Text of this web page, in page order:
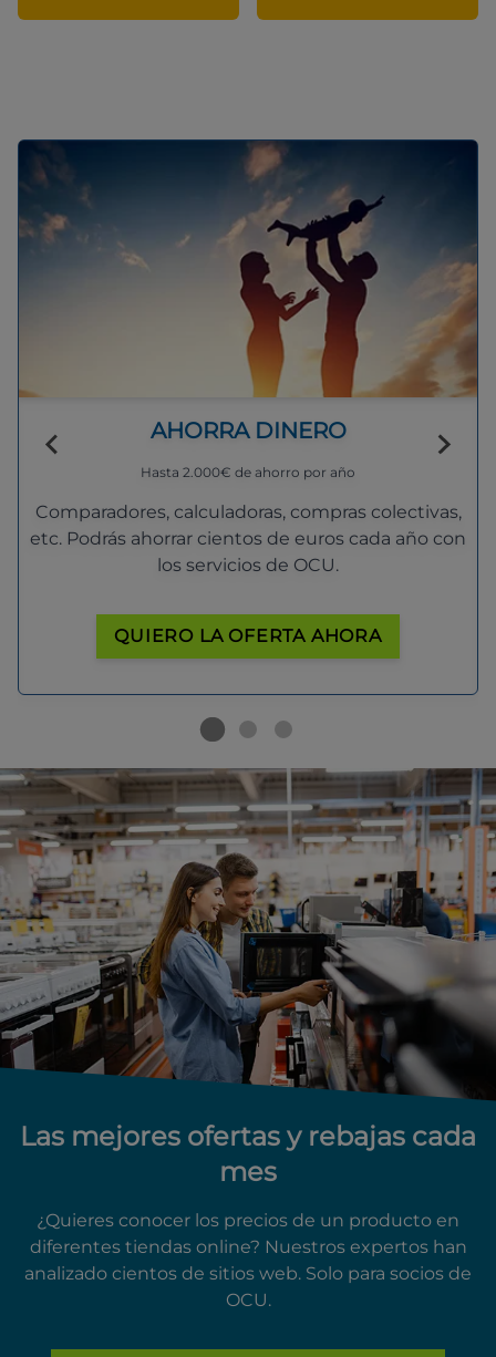
AHORRA DINERO
Hasta 2.000€ de ahorro por año
Comparadores, calculadoras, compras colectivas,
etc. Podrás ahorrar cientos de euros cada año con
los servicios de OCU.
QUIERO LA OFERTA AHORA
Las mejores ofertas y rebajas cada
mes
¿Quieres conocer los precios de un producto en
diferentes tiendas online? Nuestros expertos han
analizado cientos de sitios web. Solo para socios de
OCU.